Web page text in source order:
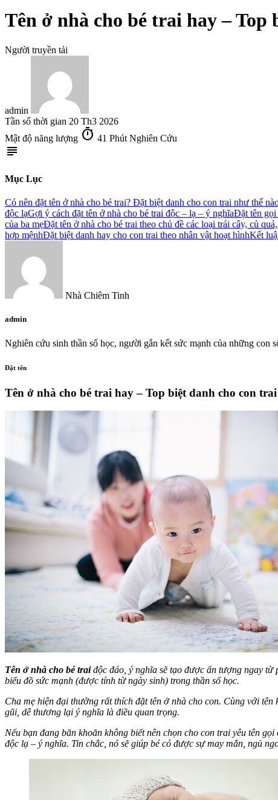
Tên ở nhà cho bé trai hay –
Người truyền tải
admin
Tần số thời gian 20 Th3 2026
Mật độ năng lượng timer 41 Phút Nghiên Cứu
subject
Mục Lục
Có nên đặt tên ở nhà cho bé trai? Đặt biệt danh cho con trai như thế
độc lạGợi ý cách đặt tên ở nhà cho bé trai độc – lạ – ý nghĩaĐặt tên gọi
của ba mẹĐặt tên ở nhà cho bé trai theo chủ đề các loại trái cây, củ
hợp mệnhĐặt biệt danh hay cho con trai theo nhân vật hoạt hìnhKết
Nhà Chiêm Tinh
admin
Nghiên cứu sinh thần số học, người gắn kết sức mạnh của những con
Đặt tên
Tên ở nhà cho bé trai hay – Top biệt danh cho con
Tên ở nhà cho bé traiđộc đáo, ý nghĩa sẽ tạo được ấn tượng ngay từ
biểu đồ sức mạnh (được tính từ ngày sinh) trong thần số học.
Cha mẹ hiện đại thường rất thích đặt tên ở nhà cho con. Cùng với
gũi, dễ thương lại ý nghĩa là điều quan trọng.
Nếu bạn đang băn khoăn không biết nên chọn cho con trai yêu tên
độc lạ – ý nghĩa. Tin chắc, nó sẽ giúp bé có được sự may mắn, ngủ